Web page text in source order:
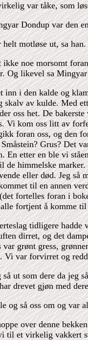
var tåke, som
Dondup var den
helt motløse ut, sa
ikke noe morsomt
Og likevel sa
inn i den kalde og
skalv av kulde. Med
oss het. De
Vi kom oss litt av
foran oss, og den
Grus? Det
En etter en ble vi
de himmelske
eller død. Jeg så
til en annen
fortelles foran i
fortjent å komme
tidligere hadde
dirret, og det
var grønt gress,
Vi var forvirret og
ut som dere da jeg
drevet gjøn med
og så oss om og var
over denne
til et virkelig vakkert